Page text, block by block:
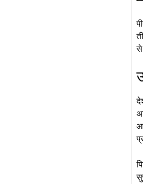
से